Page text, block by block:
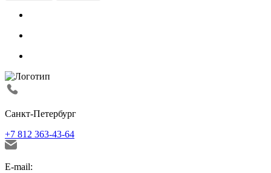
Санкт-Петербург
+7 812 363-43-64
E-mail: